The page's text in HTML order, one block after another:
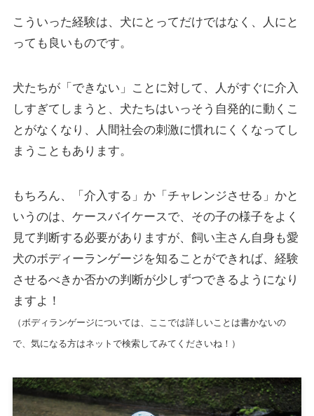
こういった経験は、犬にとってだけではなく、人にと
っても良いものです。
犬たちが「できない」ことに対して、人がすぐに介入
しすぎてしまうと、犬たちはいっそう自発的に動くこ
とがなくなり、人間社会の刺激に慣れにくくなってし
まうこともあります。
もちろん、「介入する」か「チャレンジさせる」かと
いうのは、ケースバイケースで、その子の様子をよく
見て判断する必要がありますが、飼い主さん自身も愛
犬のボディーランゲージを知ることができれば、経験
させるべきか否かの判断が少しずつできるようになり
ますよ！
（ボディランゲージについては、ここでは詳しいことは書かないの
で、気になる方はネットで検索してみてくださいね！）